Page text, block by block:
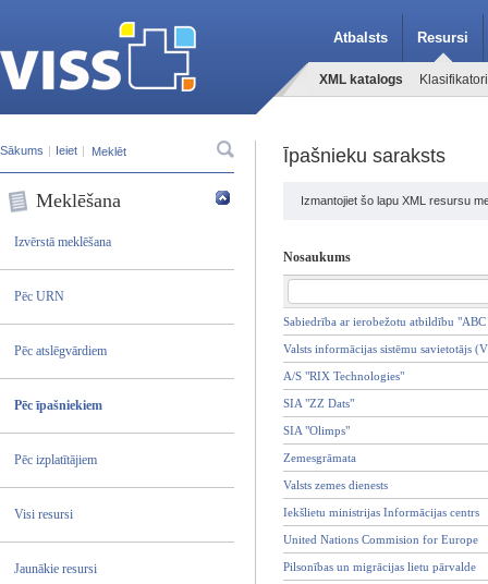
Atbalsts Resursi
XML katalogs Klasifikatori
Sākums | Ieiet |
Meklēšana
Izvērstā meklēšana
Pēc URN
Pēc atslēgvārdiem
Pēc īpašniekiem
Pēc izplatītājiem
Visi resursi
Jaunākie resursi
Īpašnieku saraksts
Izmantojiet šo lapu XML resursu
Nosaukums
Sabiedrība ar ierobežotu atbildību
Valsts informācijas sistēmu savietotājs
A/S "RIX Technologies"
SIA "ZZ Dats"
SIA "Olimps"
Zemesgrāmata
Valsts zemes dienests
Iekšlietu ministrijas Informācijas centrs
United Nations Commision for Europe
Pilsonības un migrācijas lietu pārvalde